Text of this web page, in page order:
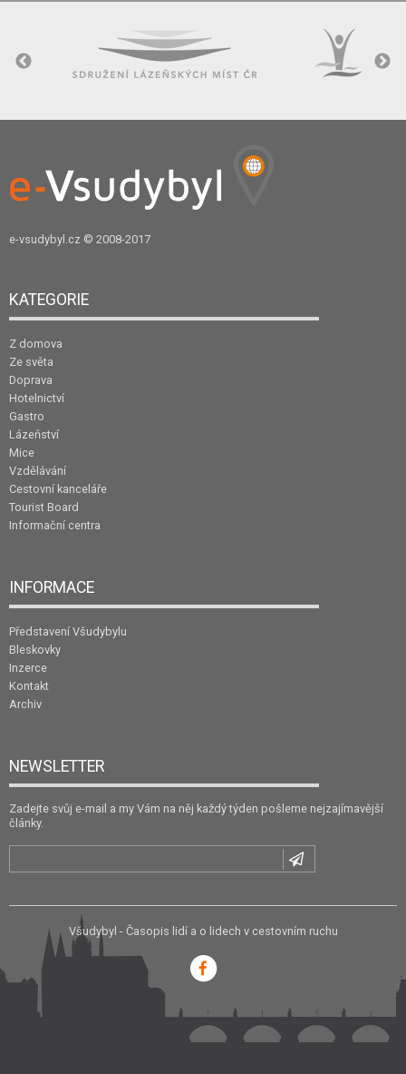
e-vsudybyl.cz © 2008-2017
KATEGORIE
Z domova
Ze světa
Doprava
Hotelnictví
Gastro
Lázeňství
Mice
Vzdělávání
Cestovní kanceláře
Tourist Board
Informační centra
INFORMACE
Představení Všudybylu
Bleskovky
Inzerce
Kontakt
Archiv
NEWSLETTER
Zadejte svůj e-mail a my Vám na něj každý týden pošleme nejzajímavější
články.
Všudybyl - Časopis lidí a o lidech v cestovním ruchu